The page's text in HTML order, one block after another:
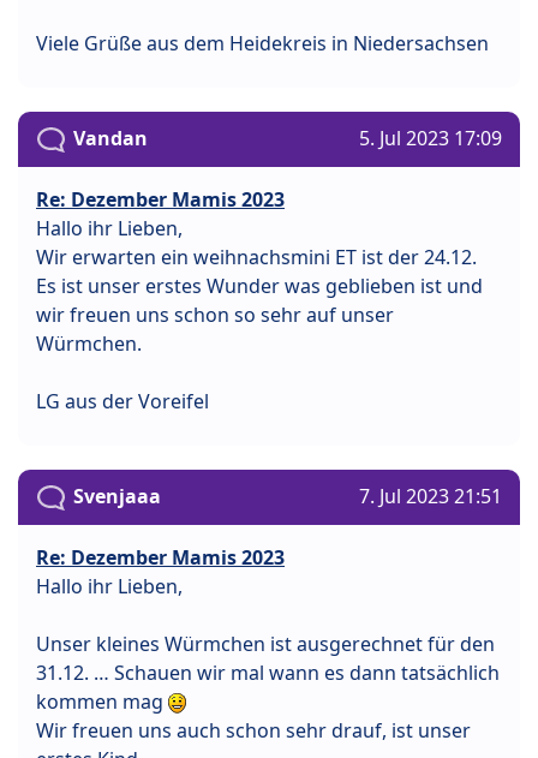
Viele Grüße aus dem Heidekreis in Niedersachsen
Vandan 5. Jul 2023 17:09
Re: Dezember Mamis 2023
Hallo ihr Lieben,
Wir erwarten ein weihnachsmini ET ist der 24.12.
Es ist unser erstes Wunder was geblieben ist und
wir freuen uns schon so sehr auf unser
Würmchen.
LG aus der Voreifel
Svenjaaa 7. Jul 2023 21:51
Re: Dezember Mamis 2023
Hallo ihr Lieben,
Unser kleines Würmchen ist ausgerechnet für den
31.12. … Schauen wir mal wann es dann tatsächlich
kommen mag
Wir freuen uns auch schon sehr drauf, ist unser